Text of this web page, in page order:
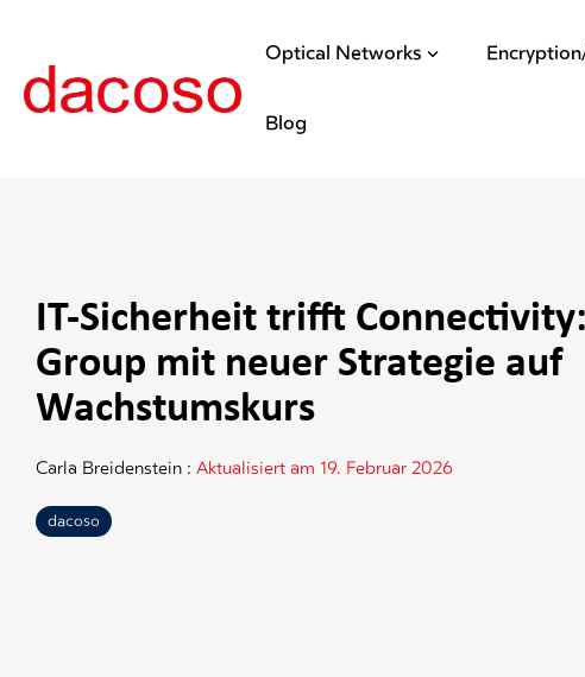
Optical Networks
Blog
IT-Sicherheit trifft
Group mit neuer Strategie auf
Wachstumskurs
Carla Breidenstein : Aktualisiert am 19. Februar 2026
dacoso